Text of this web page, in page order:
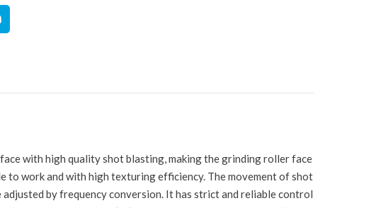
with high quality shot blasting, making the grinding roller face
to work and with high texturing efficiency. The movement of shot
by frequency conversion. It has strict and reliable control